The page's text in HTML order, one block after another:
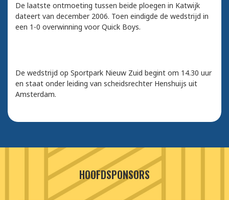
De laatste ontmoeting tussen beide ploegen in Katwijk
dateert van december 2006. Toen eindigde de wedstrijd in
een 1-0 overwinning voor Quick Boys.
De wedstrijd op Sportpark Nieuw Zuid begint om 14.30 uur
en staat onder leiding van scheidsrechter Henshuijs uit
Amsterdam.
HOOFDSPONSORS